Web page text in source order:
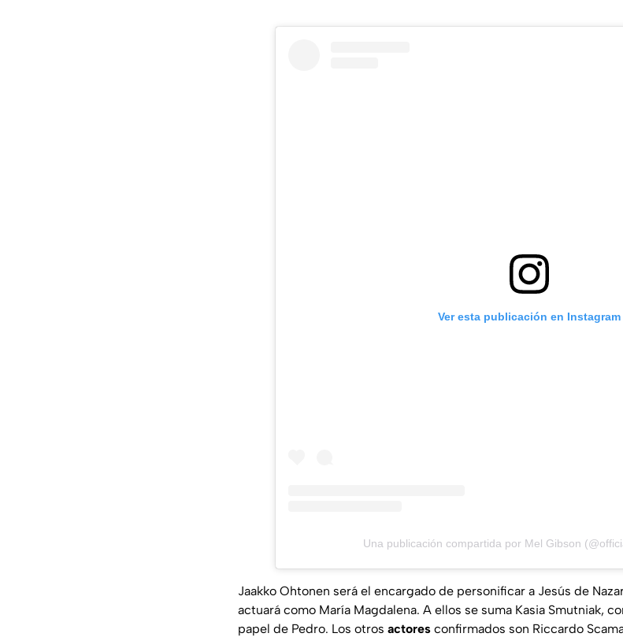
Ver esta publicación en Instagram
Una publicación compartida por Mel Gibson
Jaakko Ohtonen será el encargado de personificar a Jesús de
actuará como María Magdalena. A ellos se suma Kasia Smutniak,
papel de Pedro. Los otros actores confirmados son Riccardo